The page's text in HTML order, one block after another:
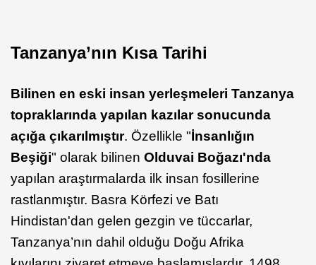
Tanzanya’nın Kısa Tarihi
Bilinen en eski insan yerleşmeleri Tanzanya
topraklarında yapılan kazılar sonucunda
açığa çıkarılmıştır. Özellikle "İnsanlığın
Beşiği" olarak bilinen Olduvai Boğazı'nda
yapılan araştırmalarda ilk insan fosillerine
rastlanmıştır. Basra Körfezi ve Batı
Hindistan'dan gelen gezgin ve tüccarlar,
Tanzanya’nın dahil olduğu Doğu Afrika